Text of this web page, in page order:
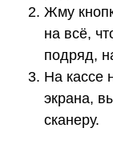
Жму
на всё,
подряд,
На кассе
экрана,
сканеру.